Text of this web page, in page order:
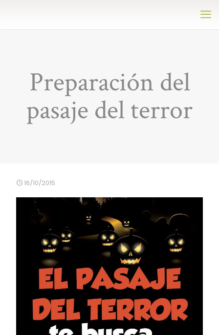
Preparación del
pasaje del terror
16/10/2015